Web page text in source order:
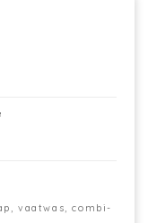
vaatwas, combi-